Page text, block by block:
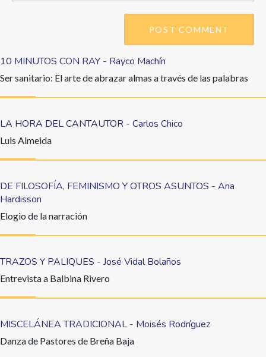
10 MINUTOS CON RAY - Rayco Machín
Ser sanitario: El arte de abrazar almas a través de las palabras
LA HORA DEL CANTAUTOR - Carlos Chico
Luis Almeida
DE FILOSOFÍA, FEMINISMO Y OTROS ASUNTOS - Ana
Hardisson
Elogio de la narración
TRAZOS Y PALIQUES - José Vidal Bolaños
Entrevista a Balbina Rivero
MISCELÁNEA TRADICIONAL - Moisés Rodríguez
Danza de Pastores de Breña Baja